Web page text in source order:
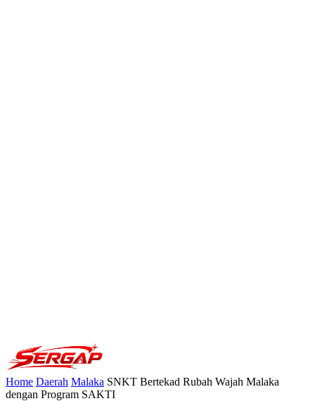
Home Daerah Malaka SNKT Bertekad Rubah Wajah Malaka
dengan Program SAKTI